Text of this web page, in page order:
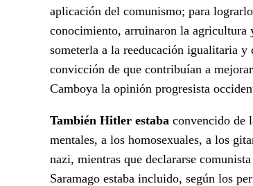
aplicación del comunismo; para
conocimiento, arruinaron la agricultura
someterla a la reeducación igualitaria
convicción de que contribuían a
Camboya la opinión progresista
También Hitler estaba convencido de
mentales, a los homosexuales, a los
nazi, mientras que declararse
Saramago estaba incluido, según los